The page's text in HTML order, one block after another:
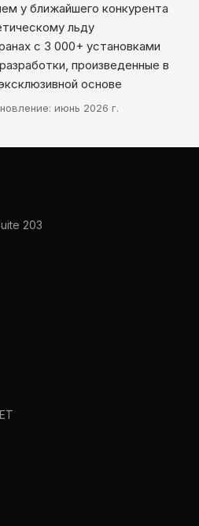
у ближайшего конкурента
льду
с 3 000+ установками
произведенные в
основе
июнь 2026 г.
203